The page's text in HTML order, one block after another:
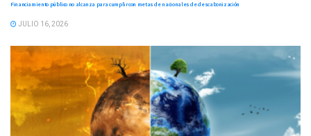
Financiamiento público no alcanza para cumplir con metas de nacionales de descabonización
JULIO 16, 2026